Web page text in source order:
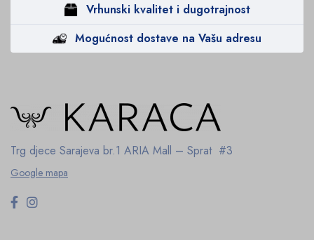
Vrhunski kvalitet i dugotrajnost
Mogućnost dostave na Vašu adresu
Trg djece Sarajeva br.1 ARIA Mall – Sprat #3
Google mapa